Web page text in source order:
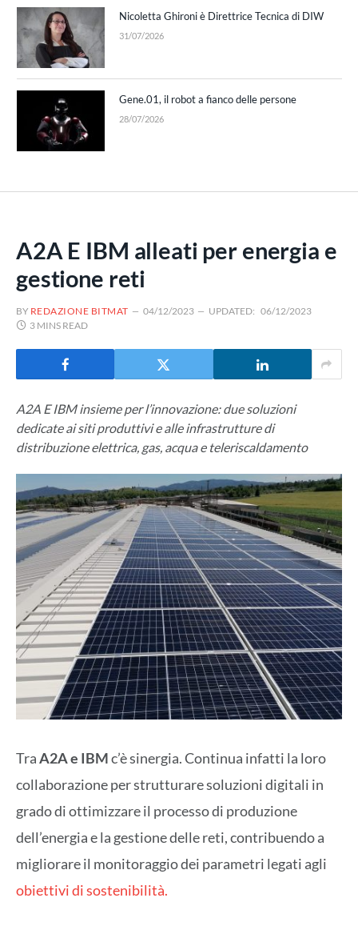
Nicoletta Ghironi è Direttrice Tecnica di DIW
31/07/2026
Gene.01, il robot a fianco delle persone
28/07/2026
A2A E IBM alleati per energia e
gestione reti
BY REDAZIONE BITMAT 04/12/2023 UPDATED: 06/12/2023
3 MINS READ
A2A E IBM insieme per l’innovazione: due soluzioni
dedicate ai siti produttivi e alle infrastrutture di
distribuzione elettrica, gas, acqua e teleriscaldamento
TraA2A e IBMc’è sinergia. Continua infatti la loro
collaborazione per strutturare soluzioni digitali in
grado di ottimizzare il processo di produzione
dell’energia e la gestione delle reti, contribuendo a
migliorare il monitoraggio dei parametri legati agli
obiettivi di sostenibilità.